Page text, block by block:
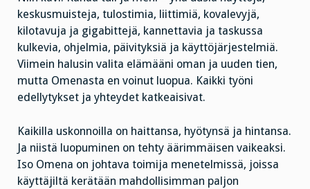
keskusmuisteja, tulostimia, liittimiä, kovalevyjä,
kilotavuja ja gigabittejä, kannettavia ja taskussa
kulkevia, ohjelmia, päivityksiä ja käyttöjärjestelmiä.
Viimein halusin valita elämääni oman ja uuden tien,
mutta Omenasta en voinut luopua. Kaikki työni
edellytykset ja yhteydet katkeaisivat.
Kaikilla uskonnoilla on haittansa, hyötynsä ja hintansa.
Ja niistä luopuminen on tehty äärimmäisen vaikeaksi.
Iso Omena on johtava toimija menetelmissä, joissa
käyttäjiltä kerätään mahdollisimman paljon